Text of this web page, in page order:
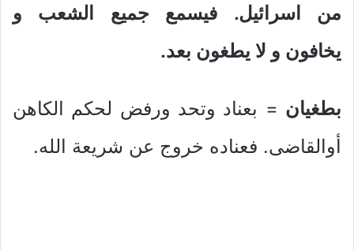
من اسرائيل. فيسمع جميع الشعب و
يخافون و لا يطغون بعد.
بطغيان = بعناد وتحد ورفض لحكم الكاهن
أوالقاضى. فعناده خروج عن شريعة الله.